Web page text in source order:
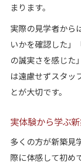
まります。
実際の見学者から
いかを確認した」
の誠実さを感じた
は遠慮せずスタッ
とが大切です。
実体験から学ぶ
多くの方が新築見
際に体感して初め